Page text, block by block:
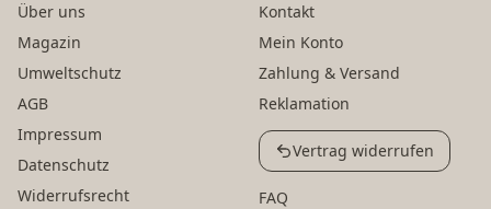
Über uns
Magazin
Umweltschutz
AGB
Impressum
Datenschutz
Widerrufsrecht
Kontakt
Mein Konto
Zahlung & Versand
Reklamation
Vertrag widerrufen
FAQ